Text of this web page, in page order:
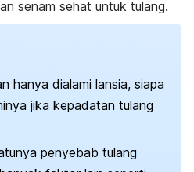
senam sehat untuk tulang.
hanya dialami lansia, siapa
jika kepadatan tulang
penyebab tulang